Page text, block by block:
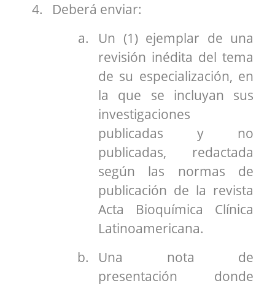
Deberá enviar:
Un (1) ejemplar de una
revisión inédita del tema
de su especialización, en
la que se incluyan sus
investigaciones
publicadas y no
publicadas, redactada
según las normas de
publicación de la revista
Acta Bioquímica Clínica
Latinoamericana.
Una nota de
presentación donde